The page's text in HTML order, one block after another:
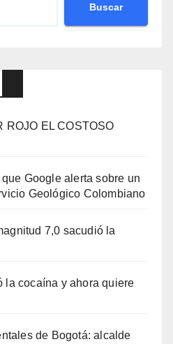
Buscar
ROJO EL COSTOSO
Google alerta sobre un
Geológico Colombiano
7,0 sacudió la
la cocaína y ahora quiere
de Bogotá: alcalde